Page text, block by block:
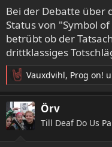
e
n
:
Bei der Debatte über
Status von "Symbol
betrübt ob der
drittklassiges
R
e
a
k
t
Vauxdvihl, Prog on!
Örv
Till Deaf Do Us